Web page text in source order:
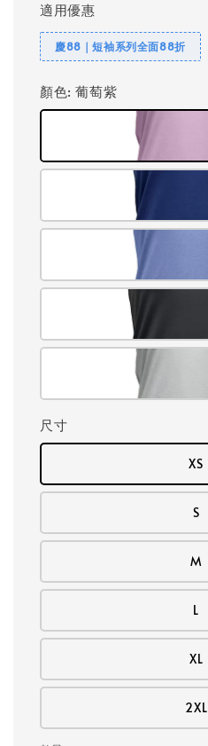
適用優惠
慶88｜短袖系列全面88折
顏色: 葡萄紫
尺寸
XS
S
M
L
XL
2XL